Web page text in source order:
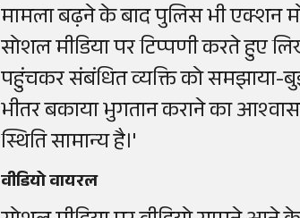
मामला बढ़ने के बाद पुलिस भी एक्शन
सोशल मीडिया पर टिप्पणी करते हुए
पहुंचकर संबंधित व्यक्ति को समझाया-
भीतर बकाया भुगतान कराने का
स्थिति सामान्य है।'
वीडियो वायरल